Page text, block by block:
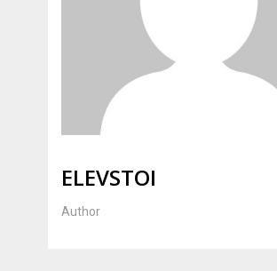
ELEVSTOI
Author